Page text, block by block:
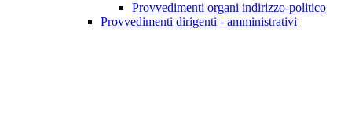
Provvedimenti organi indirizzo-politico
Provvedimenti dirigenti - amministrativi